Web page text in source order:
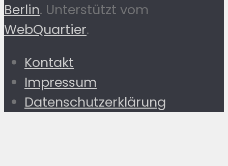
Berlin. Unterstützt vom
WebQuartier.
Kontakt
Impressum
Datenschutzerklärung